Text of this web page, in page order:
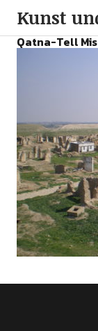
Kunst
Qatna-Tell